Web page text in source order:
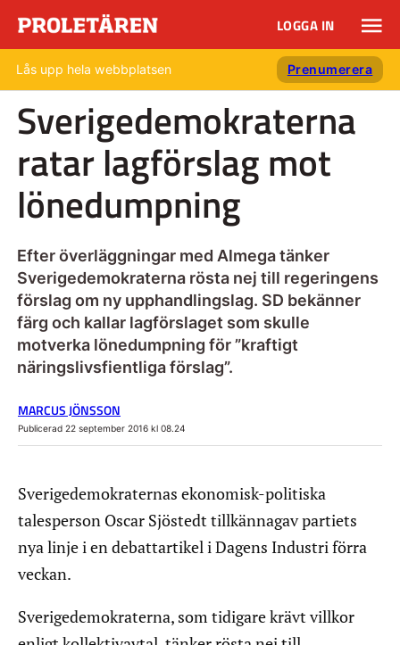
LOGGA IN
Lås upp hela webbplatsen Prenumerera
Sverigedemokraterna
ratar lagförslag mot
lönedumpning
Efter överläggningar med Almega tänker
Sverigedemokraterna rösta nej till regeringens
förslag om ny upphandlingslag. SD bekänner
färg och kallar lagförslaget som skulle
motverka lönedumpning för ”kraftigt
näringslivsfientliga förslag”.
MARCUS JÖNSSON
Publicerad 22 september 2016 kl 08.24
Sverigedemokraternas ekonomisk-politiska
talesperson Oscar Sjöstedt tillkännagav partiets
nya linje i en debattartikel i Dagens Industri förra
veckan.
Sverigedemokraterna, som tidigare krävt villkor